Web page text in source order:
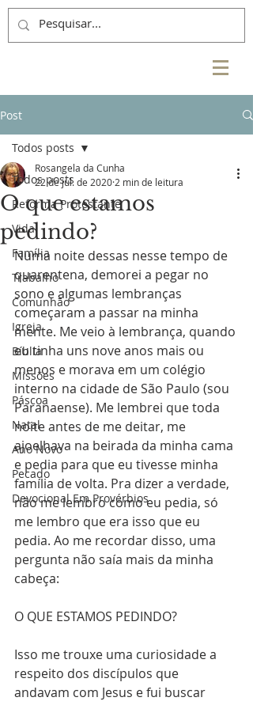
Post
Todos posts
Reforma Protestante
Vida
Família
Trabalho
Comunhão
Igreja
Bíblia
Missões
Páscoa
Natal
Ano Novo
Pecado
Devocional Em Provérbios
Todos posts
O que estamos
pedindo?
Rosangela da Cunha
22 de jul. de 2020 2 min de leitura
Numa noite dessas nesse tempo de
quarentena, demorei a pegar no
sono e algumas lembranças
começaram a passar na minha
mente. Me veio à lembrança, quando
eu tinha uns nove anos mais ou
menos e morava em um colégio
interno na cidade de São Paulo (sou
Paranaense). Me lembrei que toda
noite antes de me deitar, me
ajoelhava na beirada da minha cama
e pedia para que eu tivesse minha
família de volta. Pra dizer a verdade,
não me lembro como eu pedia, só
me lembro que era isso que eu
pedia. Ao me recordar disso, uma
pergunta não saía mais da minha
cabeça:
O QUE ESTAMOS PEDINDO?
Isso me trouxe uma curiosidade a
respeito dos discípulos que
andavam com Jesus e fui buscar